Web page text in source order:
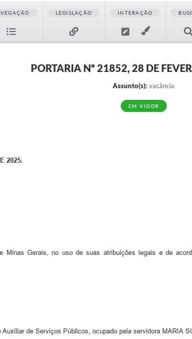
LEGISLAÇÃO INTERAÇÃO
PORTARIA Nº 21852, 28 DE
Assunto(s): vacância
EM VIGOR
2025.
Minas Gerais, no uso de suas atribuições legais e de
de Serviços Públicos, ocupado pela servidora MARIA